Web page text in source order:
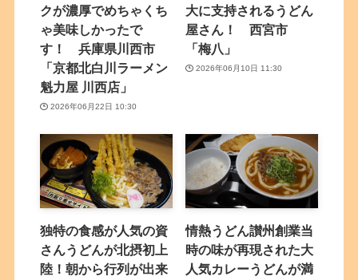
クが濃厚でめちゃくち
ゃ美味しかったで
す！ 兵庫県川西市
「京都北白川ラーメン
魁力屋 川西店」
2026年06月22日 10:30
大に支持されるうどん
屋さん！ 西宮市
「梅八」
2026年06月10日 11:30
独特の食感が人気の資
さんうどんが北摂初上
陸！朝から行列が出来
情熱うどん讃州創業当
時の味が再現された大
人気カレーうどんが満